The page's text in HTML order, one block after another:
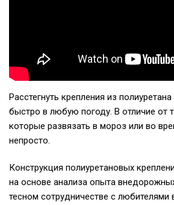
Расстегнуть крепления из
быстро в любую погоду. В отличие от
которые развязать в мороз или во
непросто.
Конструкция полиуретановых
на основе анализа опыта
тесном сотрудничестве с любителями